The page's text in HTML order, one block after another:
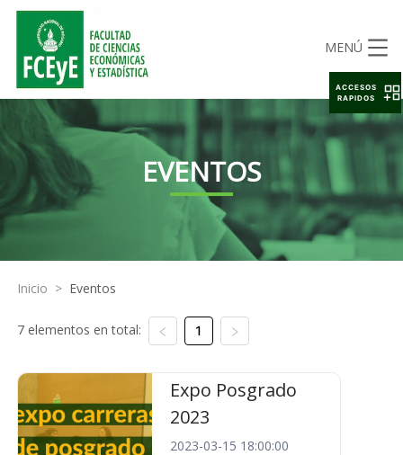
MENÚ
EVENTOS
Inicio > Eventos
7 elementos en total: 1
Expo Posgrado
2023
2023-03-15 18:00:00
ACCESOS
RAPIDOS